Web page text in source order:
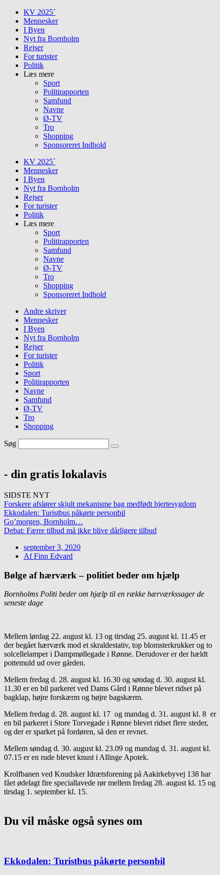
Skip
content
KV 2025´
Mennesker
I Byen
Nyt fra Bornholm
Rejser
For turister
Politik
Læs mere
Sport
Politirapporten
Samfund
Navne
Ø-TV
Tro
Shopping
Sponsoreret Indhold
KV 2025´
Mennesker
I Byen
Nyt fra Bornholm
Rejser
For turister
Politik
Læs mere
Sport
Politirapporten
Samfund
Navne
Ø-TV
Tro
Shopping
Sponsoreret Indhold
Andre skriver
Mennesker
I Byen
Nyt fra Bornholm
Rejser
For turister
Politik
Sport
Politirapporten
Navne
Samfund
Ø-TV
Tro
Shopping
Søg
- din gratis lokalavis
SIDSTE NYT
Forskere afslører skjult mekanisme bag medfødt hjertesygdom
Ekkodalen: Turistbus påkørte personbil
Go’morgen, Bornholm…
Debat: Færre tilbud må ikke blive dårligere tilbud
september 3, 2020
AfFinn Edvard
Bølge af hærværk – politiet beder om hjælp
Bornholms Politi beder om hjælp til en række hærværkssager de
seneste dage
Mellem lørdag 22. august kl. 13 og tirsdag 25. august kl. 11.45 er
der begået hærværk mod et skraldestativ, top blomsterkrukker og to
solcellelamper i Dampmøllegade i Rønne. Derudover er der hældt
pottemuld ud over gården.
Mellem fredag d. 28. august kl. 16.30 og søndag d. 30. august kl.
11.30 er en bil parkeret ved Dams Gård i Rønne blevet ridset på
bagklap, højre forskærm og højre bagskærm.
Mellem fredag d. 28. august kl. 17 og mandag d. 31. august kl. 8 er
en bil parkeret i Store Torvegade i Rønne blevet ridset flere steder,
og der er sparket på fordøren, så den er revnet.
Mellem søndag d. 30. august kl. 23.09 og mandag d. 31. august kl.
07.15 er en rude blevet knust i Allinge Apotek.
Krolfbanen ved Knudsker Idrætsforening på Aakirkebyvej 138 har
fået ødelagt fire speciallavede rør mellem fredag 28. august kl. 15 og
tirsdag 1. september kl. 15.
Du vil måske også synes om
Ekkodalen: Turistbus påkørte personbil